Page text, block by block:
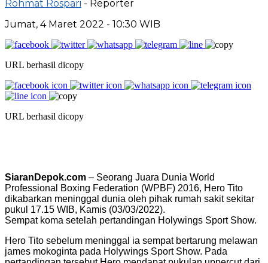
Rohmat Rospari - Reporter
Jumat, 4 Maret 2022 - 10:30 WIB
URL berhasil dicopy
URL berhasil dicopy
SiaranDepok.com – Seorang Juara Dunia World
Professional Boxing Federation (WPBF) 2016, Hero Tito
dikabarkan meninggal dunia oleh pihak rumah sakit sekitar
pukul 17.15 WIB, Kamis (03/03/2022).
Sempat koma setelah pertandingan Holywings Sport Show.
Hero Tito sebelum meninggal ia sempat bertarung melawan
james mokoginta pada Holywings Sport Show. Pada